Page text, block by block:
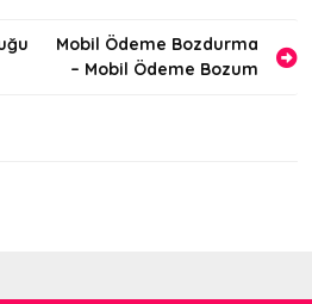
Mobil Ödeme Bozdurma
– Mobil Ödeme Bozum